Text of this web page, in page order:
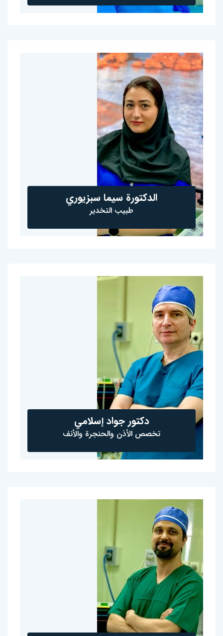
الدكتورة سيما سبزيوري
طبيب التخدير
دكتور جواد إسلامي
تخصص الأذن والحنجرة والأنف